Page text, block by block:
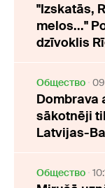
"Izskatās,
melos..."
dzīvoklis
Oбщество
Dombrava
sākotnēji
Latvijas-
Oбщество